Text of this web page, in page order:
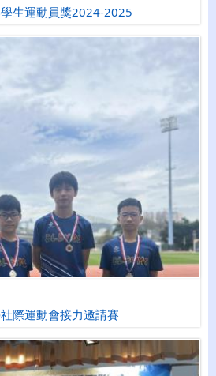
生運動員獎2024-2025
際運動會接力邀請賽